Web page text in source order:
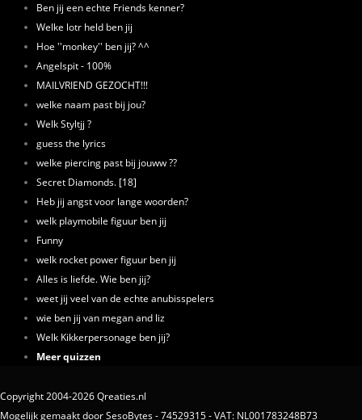
Ben jij een echte Friends kenner?
Welke lotr held ben jij
Hoe ''monkey'' ben jij? ^^
Angelspit - 100%
MAILVRIEND GEZOCHT!!!
welke naam past bij jou?
Welk Styltjj ?
guess the lyrics
welke piercing past bij jouww ??
Secret Diamonds. [18]
Heb jij angst voor lange woorden?
welk playmobile figuur ben jij
Funny
welk rocket power figuur ben jij
Alles is liefde. Wie ben jij?
weet jij veel van de echte anubisspelers
wie ben jij van megan and liz
Welk Kikkerpersonage ben jij?
Meer quizzen
Copyright 2004-2026 Qreaties.nl
Mogelijk gemaakt door SesoBytes - 74529315 - VAT: NL001783248B73